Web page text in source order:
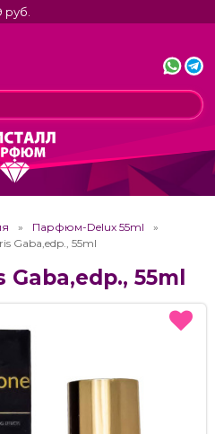
Парфюм-Delux 55ml
Gaba,edp., 55ml
55ml